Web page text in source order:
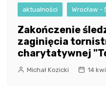
aktualności Wrocław -
Zakończenie
zaginięcia
charytatywnej
Michał Kozicki 14